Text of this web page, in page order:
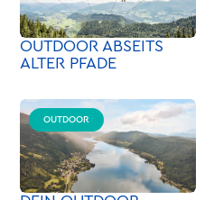
OUTDOOR ABSEITS
ALTER PFADE
OUTDOOR